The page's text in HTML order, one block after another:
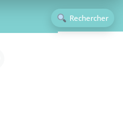
Rechercher